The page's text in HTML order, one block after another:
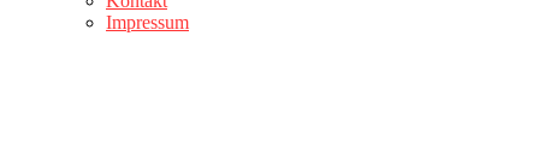
Impressum